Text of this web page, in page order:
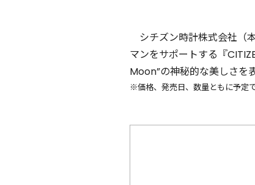
シチズン時計株式会社（
マンをサポートする『
Moon”の神秘的な美しさを
※価格、発売⽇、数量ともに予定